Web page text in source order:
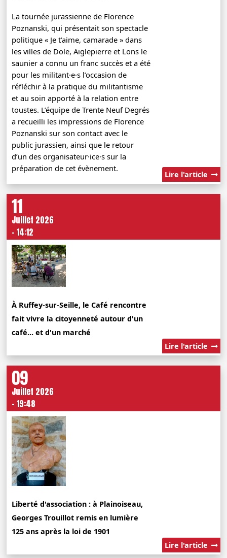
La tournée jurassienne de Florence
Poznanski, qui présentait son spectacle
politique « Je t’aime, camarade » dans
les villes de Dole, Aiglepierre et Lons le
saunier a connu un franc succès et a été
pour les militant·e·s l’occasion de
réfléchir à la pratique du militantisme
et au soin apporté à la relation entre
toustes. L’équipe de Trente Neuf Degrés
a recueilli les impressions de Florence
Poznanski sur son contact avec le
public jurassien, ainsi que le retour
d’un des organisateur·ice·s sur la
préparation de cet évènement.
Lire l'article
11
Juillet 2026
- 14:12
À Ruffey-sur-Seille, le Café rencontre
fait vivre la citoyenneté autour d'un
café... et d'un marché
Lire l'article
09
Juillet 2026
- 19:48
Liberté d'association : à Plainoiseau,
Georges Trouillot remis en lumière
125 ans après la loi de 1901
Lire l'article